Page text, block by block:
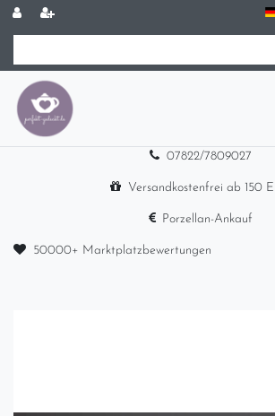
07822/7809027
Versandkostenfrei ab 150
Porzellan-Ankauf
50000+ Marktplatzbewertungen